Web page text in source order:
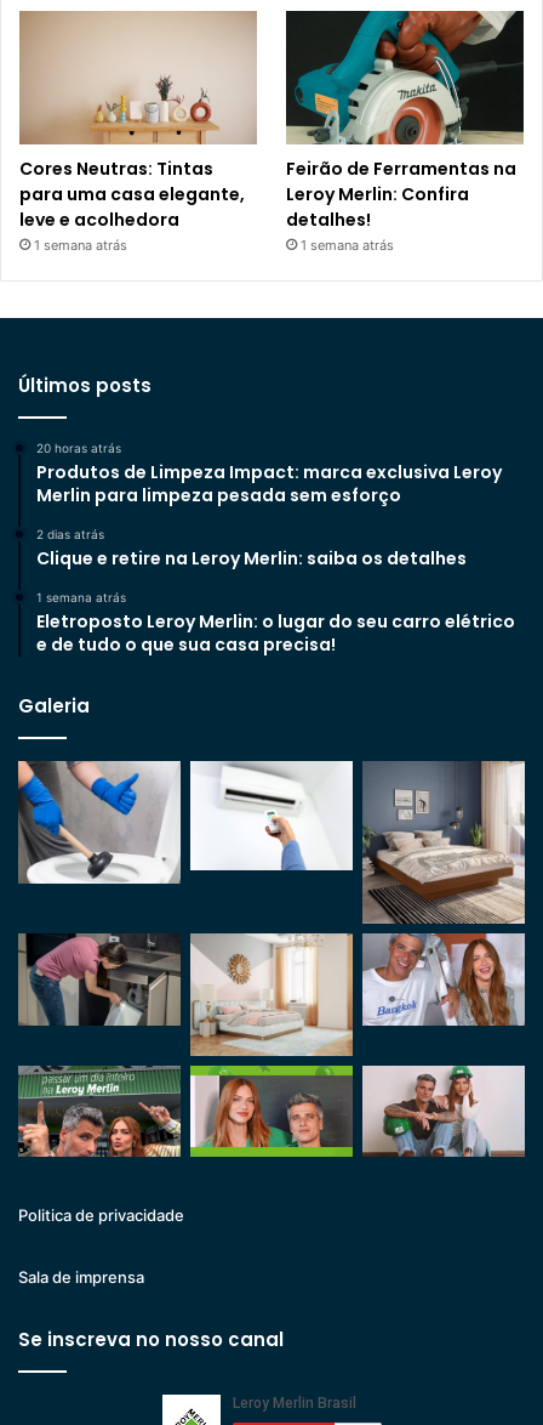
Cores Neutras: Tintas
para uma casa elegante,
leve e acolhedora
1 semana atrás
Feirão de Ferramentas na
Leroy Merlin: Confira
detalhes!
1 semana atrás
Últimos posts
20 horas atrás
Produtos de Limpeza Impact: marca exclusiva Leroy
Merlin para limpeza pesada sem esforço
2 dias atrás
Clique e retire na Leroy Merlin: saiba os detalhes
1 semana atrás
Eletroposto Leroy Merlin: o lugar do seu carro elétrico
e de tudo o que sua casa precisa!
Galeria
Politica de privacidade
Sala de imprensa
Se inscreva no nosso canal